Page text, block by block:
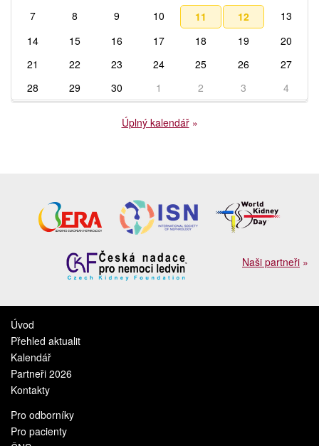
7
8 9 10 11 12
13
14
15 16 17 18 19
20
21
22 23 24 25 26
27
28
29 30 1 2 3 4
Úplný kalendář»
Naši partneři »
Úvod
Přehled aktualit
Kalendář
Partneři 2026
Kontakty
Pro odborníky
Pro pacienty